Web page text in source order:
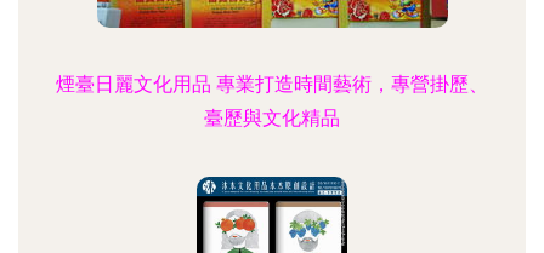
煙臺日麗文化用品 專業打造時間藝術，專營掛歷、
臺歷與文化精品